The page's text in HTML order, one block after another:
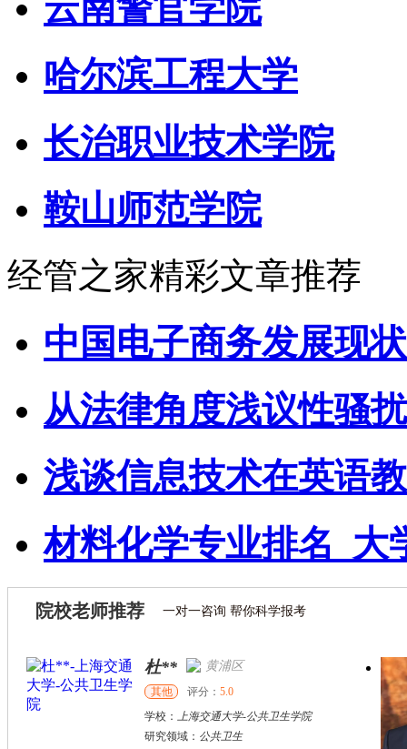
哈尔滨工程大学
长治职业技术学院
鞍山师范学院
经管之家精彩文章推荐
中国电子商务发展现
从法律角度浅议性骚
浅谈信息技术在英语
材料化学专业排名_大
院校老师推荐 一对一咨询 帮你科学报考
杜** 黄浦区
其他 评分： 5.0
学校： 上海交通大学-公共卫生学院
研究领域： 公共卫生